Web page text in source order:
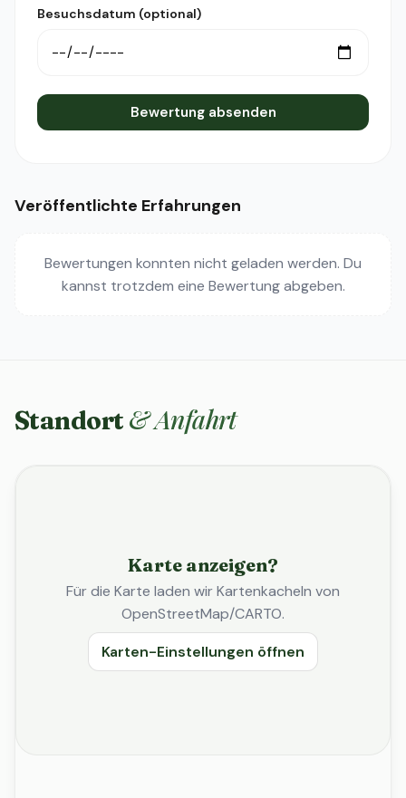
Besuchsdatum (optional)
Bewertung absenden
Veröffentlichte Erfahrungen
Bewertungen konnten nicht geladen werden. Du
kannst trotzdem eine Bewertung abgeben.
Standort & Anfahrt
Karte anzeigen?
Für die Karte laden wir Kartenkacheln von
OpenStreetMap/CARTO.
Karten-Einstellungen öffnen